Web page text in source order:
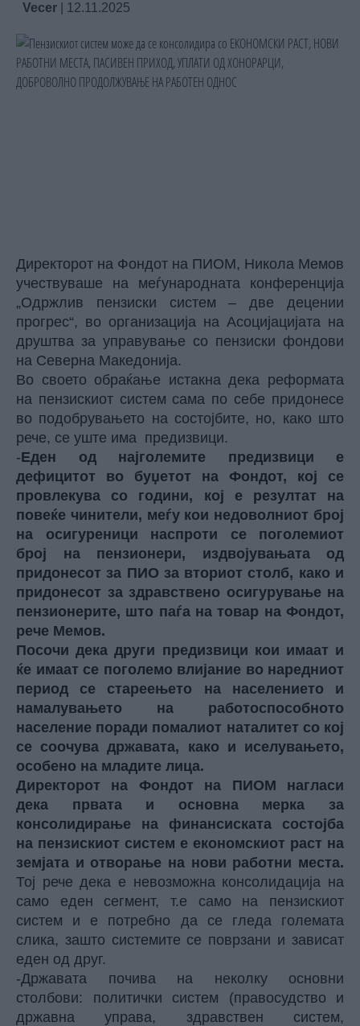
Vecer 12.11.2025
Директорот на Фондот на ПИОМ, Никола Мемов
учествуваше на меѓународната конференција
„Одржлив пензиски систем – две децении
прогрес“, во организација на Асоцијацијата на
друштва за управување со пензиски фондови
на Северна Македонија.
Во своето обраќање истакна дека реформата
на пензискиот систем сама по себе придонесе
во подобрувањето на состојбите, но, како што
рече, се уште има предизвици.
-Еден од најголемите предизвици е
дефицитот во буџетот на Фондот, кој се
провлекува со години, кој е резултат на
повеќе чинители, меѓу кои недоволниот број
на осигуреници наспроти се поголемиот
број на пензионери, издвојувањата од
придонесот за ПИО за вториот столб, како и
придонесот за здравствено осигурување на
пензионерите, што паѓа на товар на Фондот,
рече Мемов.
Посочи дека други предизвици кои имаат и
ќе имаат се поголемо влијание во наредниот
период се стареењето на населението и
намалувањето на работоспособното
население поради помалиот наталитет со кој
се соочува државата, како и иселувањето,
особено на младите лица.
Директорот на Фондот на ПИОМ нагласи
дека првата и основна мерка за
консолидирање на финансиската состојба
на пензискиот систем е економскиот раст на
земјата и отворање на нови работни места.
Тој рече дека е невозможна консолидација на
само еден сегмент, т.е само на пензискиот
систем и е потребно да се гледа големата
слика, зашто системите се поврзани и зависат
еден од друг.
-Државата почива на неколку основни
столбови: политички систем (правосудство и
државна управа, здравствен систем,